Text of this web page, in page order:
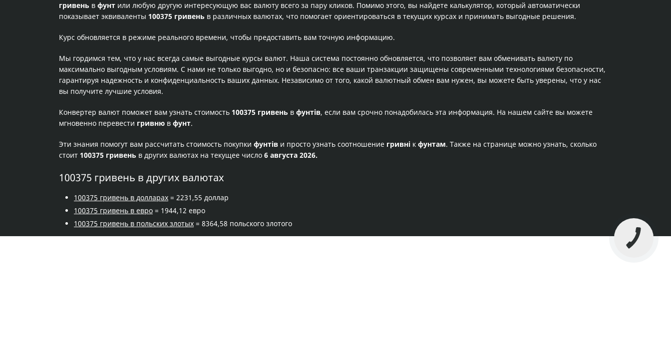
гривень в фунт или любую другую интересующую вас валюту всего за пару кликов. Помимо этого, вы найдете калькулятор, который автоматически
показывает эквиваленты 100375 гривень в различных валютах, что помогает ориентироваться в текущих курсах и принимать выгодные решения.
Курс обновляется в режиме реального времени, чтобы предоставить вам точную информацию.
Мы гордимся тем, что у нас всегда самые выгодные курсы валют. Наша система постоянно обновляется, что позволяет вам обменивать валюту по
максимально выгодным условиям. С нами не только выгодно, но и безопасно: все ваши транзакции защищены современными технологиями безопасности,
гарантируя надежность и конфиденциальность ваших данных. Независимо от того, какой валютный обмен вам нужен, вы можете быть уверены, что у нас
вы получите лучшие условия.
Конвертер валют поможет вам узнать стоимость 100375 гривень в фунтів, если вам срочно понадобилась эта информация. На нашем сайте вы можете
мгновенно перевести гривню в фунт.
Эти знания помогут вам рассчитать стоимость покупки фунтів и просто узнать соотношение гривні к фунтам. Также на странице можно узнать, сколько
стоит 100375 гривень в других валютах на текущее число 6 августа 2026.
100375 гривень в других валютах
100375 гривень в долларах = 2231,55 доллар
100375 гривень в евро = 1944,12 евро
100375 гривень в польских злотых = 8364,58 польского злотого